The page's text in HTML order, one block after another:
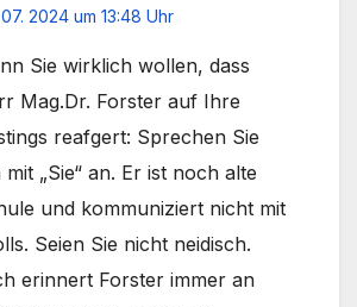
2024 um 13:48 Uhr
Sie wirklich wollen, dass
Mag.Dr. Forster auf Ihre
reafgert: Sprechen Sie
mit „Sie“ an. Er ist noch alte
und kommuniziert nicht mit
Seien Sie nicht neidisch.
erinnert Forster immer an